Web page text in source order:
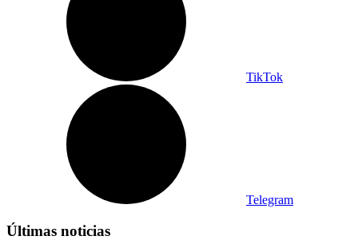
TikTok
Telegram
Últimas noticias